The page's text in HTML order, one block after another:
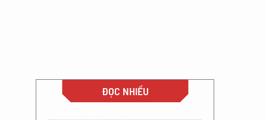
ĐỌC NHIỀU